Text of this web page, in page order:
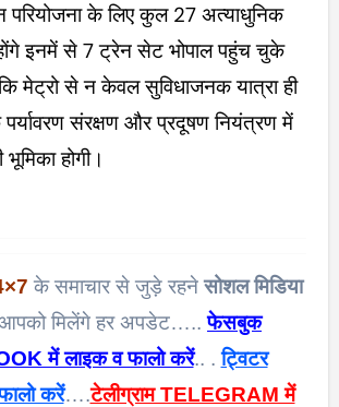
परियोजना के लिए कुल 27 अत्याधुनिक
इनमें से 7 ट्रेन सेट भोपाल पहुंच चुके
मेट्रो से न केवल सुविधाजनक यात्रा ही
पर्यावरण संरक्षण और प्रदूषण नियंत्रण में
होगी।
के समाचार से जुड़े रहनेसोशल मिडिया
मिलेंगे हर अपडेट…..फेसबुक
में लाइक व फालो करें.. .ट्विटर
करें….टेलीग्राम TELEGRAM में